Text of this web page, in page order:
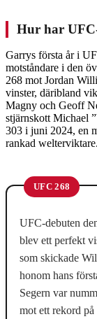
Hur har
Garrys första år i
motståndare i den
268 mot Jordan
vinster, däribland
Magny och Geoff
stjärnskott Michael
303 i juni 2024, en
rankad welterviktare.
UFC 268
UFC-debuten
blev ett perfekt
som skickade
honom hans
Segern var
mot ett rekord